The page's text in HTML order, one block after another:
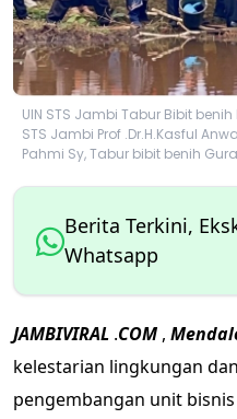
UIN STS Jambi Tabur Bibit
STS Jambi Prof .Dr.H.Kasful
Pahmi Sy, Tabur bibit benih
Berita Terkini,
Whatsapp
JAMBIVIRAL .COM ,
kelestarian lingkungan
pengembangan unit